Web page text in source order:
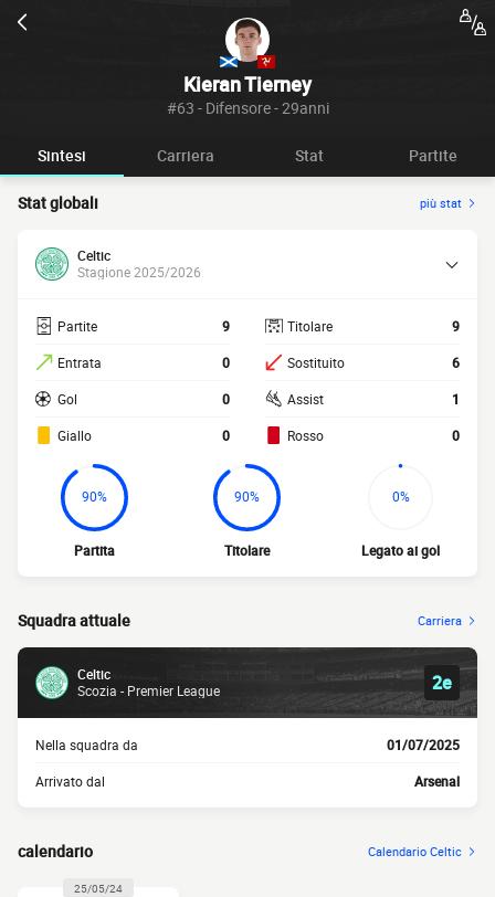
Kieran Tierney
#63 - Difensore - 29anni
Sintesi Carriera Stat Partite
Stat globali più stat
Celtic
Stagione 2025/2026
Partite 9
Entrata 0
Gol 0
Giallo 0
Titolare 9
Sostituito 6
Assist 1
Rosso 0
90%
Partita
90%
Titolare
0%
Legato ai gol
Squadra attuale Carriera
Celtic
Scozia - Premier League
2e
Nella squadra da 01/07/2025
Arrivato dal Arsenal
calendario Calendario Celtic
25/05/24